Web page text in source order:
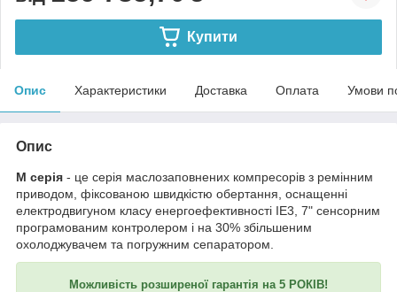
Купити
Опис Характеристики Доставка Оплата Умови
Опис
М серія - це серія маслозаповнених компресорів з ремінним
приводом, фіксованою швидкістю обертання, оснащенні
електродвигуном класу енергоефективності IE3, 7" сенсорним
програмованим контролером і на 30% збільшеним
охолоджувачем та погружним сепаратором.
Можливість розширеної гарантія на 5 РОКІВ!